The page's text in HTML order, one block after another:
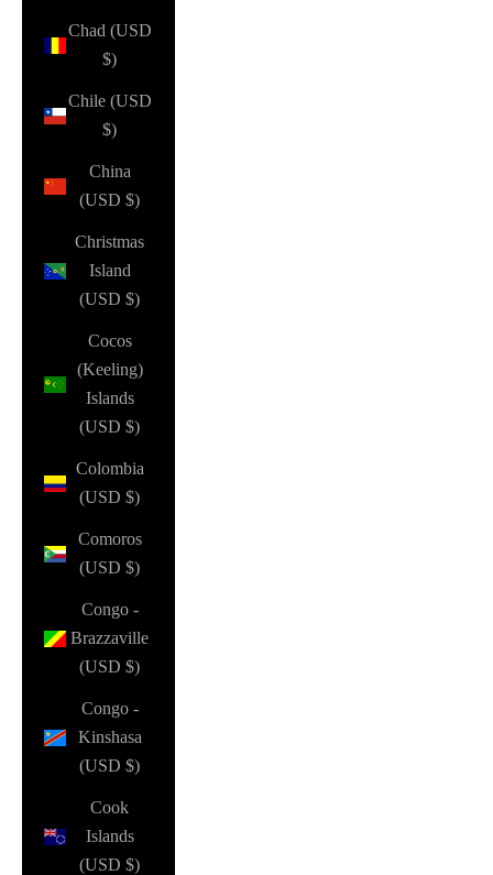
Chad (USD
$)
Chile (USD
$)
China
(USD $)
Christmas
Island
(USD $)
Cocos
(Keeling)
Islands
(USD $)
Colombia
(USD $)
Comoros
(USD $)
Congo -
Brazzaville
(USD $)
Congo -
Kinshasa
(USD $)
Cook
Islands
(USD $)